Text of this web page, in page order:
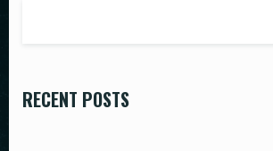
RECENT POSTS